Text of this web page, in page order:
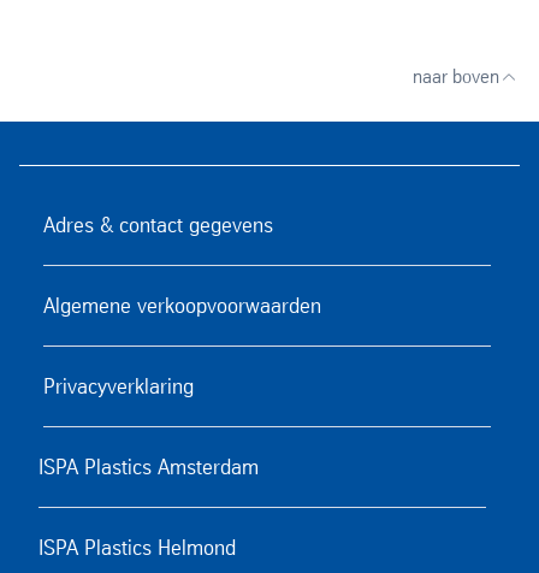
naar boven
Adres & contact gegevens
Algemene verkoopvoorwaarden
Privacyverklaring
ISPA Plastics Amsterdam
ISPA Plastics Helmond